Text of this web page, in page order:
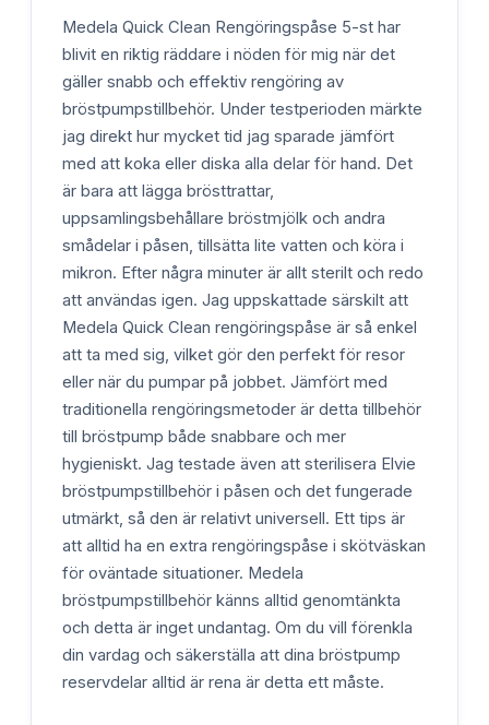
Medela Quick Clean Rengöringspåse 5-st har
blivit en riktig räddare i nöden för mig när det
gäller snabb och effektiv rengöring av
bröstpumpstillbehör. Under testperioden märkte
jag direkt hur mycket tid jag sparade jämfört
med att koka eller diska alla delar för hand. Det
är bara att lägga brösttrattar,
uppsamlingsbehållare bröstmjölk och andra
smådelar i påsen, tillsätta lite vatten och köra i
mikron. Efter några minuter är allt sterilt och redo
att användas igen. Jag uppskattade särskilt att
Medela Quick Clean rengöringspåse är så enkel
att ta med sig, vilket gör den perfekt för resor
eller när du pumpar på jobbet. Jämfört med
traditionella rengöringsmetoder är detta tillbehör
till bröstpump både snabbare och mer
hygieniskt. Jag testade även att sterilisera Elvie
bröstpumpstillbehör i påsen och det fungerade
utmärkt, så den är relativt universell. Ett tips är
att alltid ha en extra rengöringspåse i skötväskan
för oväntade situationer. Medela
bröstpumpstillbehör känns alltid genomtänkta
och detta är inget undantag. Om du vill förenkla
din vardag och säkerställa att dina bröstpump
reservdelar alltid är rena är detta ett måste.